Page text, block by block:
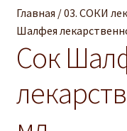
Корзина
Наши статьи
Отзывы о нас
Главная /03. СОКИ
Шалфея
Сок